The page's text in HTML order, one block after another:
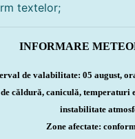
textelor;
INFORMARE
de valabilitate: 05 august,
căldură, caniculă,
instabilitate
Zone afectate: